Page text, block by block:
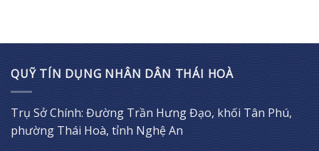
QUỸ TÍN DỤNG NHÂN DÂN THÁI HOÀ
Trụ Sở Chính: Đường Trần Hưng Đạo, khối Tân Phú,
phường Thái Hoà, tỉnh Nghệ An